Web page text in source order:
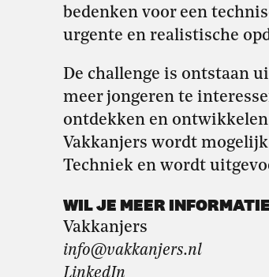
bedenken voor een
urgente en realistische
De challenge is ontstaan
meer jongeren te
ontdekken en
Vakkanjers wordt
Techniek en wordt
WIL JE MEER
Vakkanjers
info@vakkanjers.nl
LinkedIn